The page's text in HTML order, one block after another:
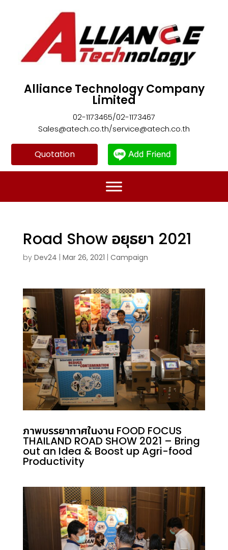
Alliance Technology Company
Limited
02-1173465/02-1173467
Sales@atech.co.th/service@atech.co.th
Quotation
Road Show อยุธยา 2021
by Dev24 | Mar 26, 2021 | Campaign
ภาพบรรยากาศในงาน FOOD FOCUS
THAILAND ROAD SHOW 2021 – Bring
out an Idea & Boost up Agri-food
Productivity